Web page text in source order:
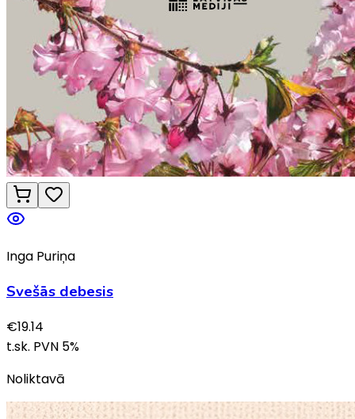
Inga Puriņa
Svešās debesis
€19.14
t.sk. PVN 5%
Noliktavā